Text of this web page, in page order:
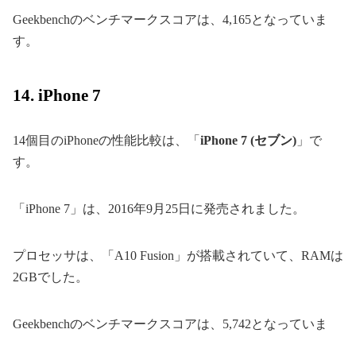
Geekbenchのベンチマークスコアは、4,165となっていま
す。
14. iPhone 7
14個目のiPhoneの性能比較は、「 iPhone 7 (セブン) 」で
す。
「iPhone 7」は、2016年9月25日に発売されました。
プロセッサは、「A10 Fusion」が搭載されていて、RAMは
2GBでした。
Geekbenchのベンチマークスコアは、5,742となっていま